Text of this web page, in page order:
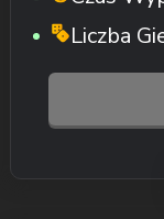
Liczba